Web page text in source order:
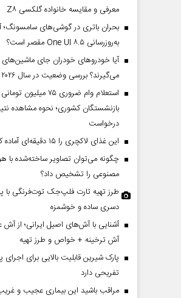
معرفی و مقایسه خانواده گلکسی Z۸
بحران باتری در گوشی‌های سامسونگ؛
به‌روزرسانی One UI ۸.۵ مقصر است؟
آیا خودروهای خودران جای ماشین‌های
می‌گیرند؟ بررسی وضعیت در سال ۲۰۲۶
استعلام وام ضروری ۷۵ میلیون تومانی
بازنشستگان کشوری؛ نحوه مشاهده
درخواست
این غذای لاکچری را ۱۵ دقیقه‌ای آماده کنید
چگونه می‌توان تصاویر ساخته‌شده با
مصنوعی را تشخیص داد؟
طرز تهیه تارت فلپ‌جک توت‌فرنگی با
دسری ساده و خوشمزه
آشنایی با آش‌های اصیل ایرانی؛ از آش
آش ترخینه + خواص و طرز تهیه
پارک شیرین قابلیت‌ بالایی برای اجرای
تفریحی دارد
مراقب باشید این بیماری عجیب و غریب
نماد مقاومت در برابر